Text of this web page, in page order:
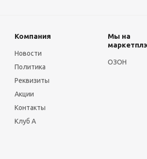
Компания
Новости
Политика
Реквизиты
Акции
Контакты
Клуб А
Мы на
ОЗОН